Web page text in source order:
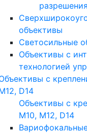
разрешения
объективы
Светосильные
Объективы с
технологией
с
D14
Объективы с
M10, M12, D14